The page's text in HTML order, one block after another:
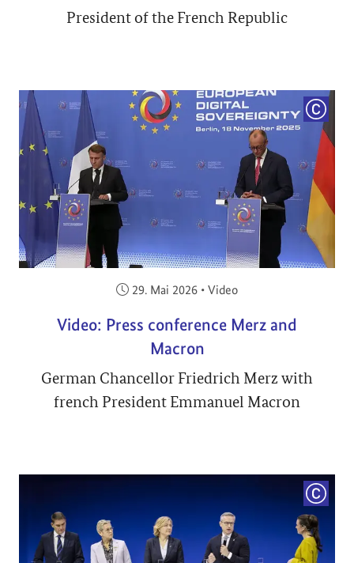
President of the French Republic
Veröffentlicht am:
29. Mai 2026 • Video
Video: Press conference Merz and
Macron
German Chancellor Friedrich Merz with
french President Emmanuel Macron